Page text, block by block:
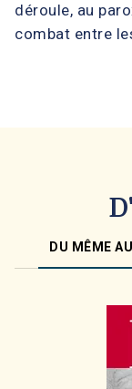
déroule, au
combat entre
DU MÊME